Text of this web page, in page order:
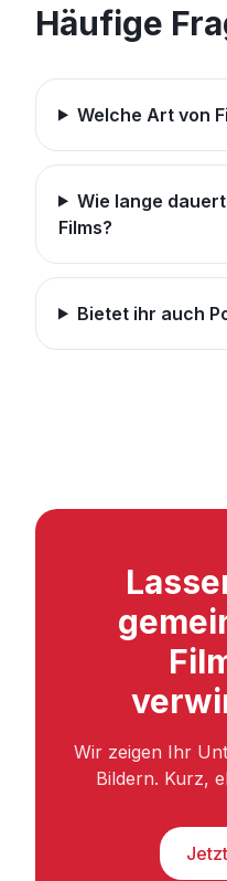
Häufige
Welche Art von
Wie lange
Films?
Bietet ihr auch
Wir zeigen Ihr
Bildern. Kurz,